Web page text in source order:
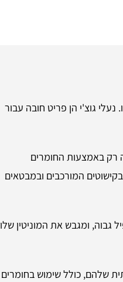
נעלי גוצ'י הן פריט חובה עבור
רק באמצעות החומרים
המורכבים ובמבטאים
גבוה, ומגבש את המוניטין שלו
שלהם, כולל שימוש בחומרים